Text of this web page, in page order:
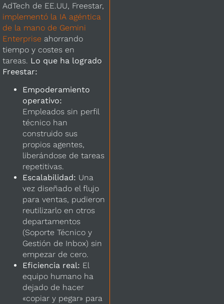
AdTech de EE.UU, Freestar,
implementó la IA agéntica
de la mano de Gemini
Enterprise ahorrando
tiempo y costes en
tareas. Lo que ha logrado
Freestar:
Empoderamiento
operativo:
Empleados sin perfil
técnico han
construido sus
propios agentes,
liberándose de tareas
repetitivas.
Escalabilidad: Una
vez diseñado el flujo
para ventas, pudieron
reutilizarlo en otros
departamentos
(Soporte Técnico y
Gestión de Inbox) sin
empezar de cero.
Eficiencia real: El
equipo humano ha
dejado de hacer
«copiar y pegar» para